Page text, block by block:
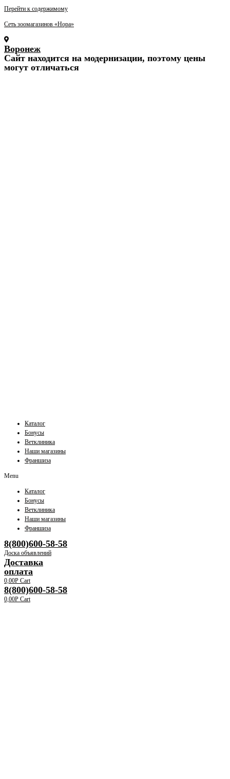
Перейти к содержимому
Сеть зоомагазинов «Нора»
Воронеж
Cайт находится на модернизации, поэтому цены
могут отличаться
Каталог
Бонусы
Ветклиника
Наши магазины
Франшиза
Menu
Каталог
Бонусы
Ветклиника
Наши магазины
Франшиза
8(800)600-58-58
Доска объявлений
Доставка
оплата
0,00Р Cart
8(800)600-58-58
0,00Р Cart